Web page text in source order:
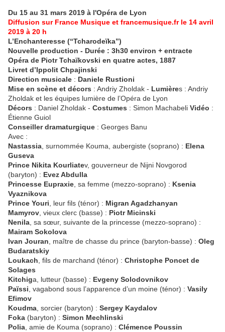
Du 15 au 31 mars 2019 à l'Opéra de Lyon
Diffusion sur France Musique et francemusique.fr le 14 avril
2019 à 20 h
L’Enchanteresse (“Tcharodeïka”)
Nouvelle production - Durée : 3h30 environ + entracte
Opéra de Piotr Tchaïkovski en quatre actes, 1887
Livret d’Ippolit Chpajinski
Direction musicale : Daniele Rustioni
Mise en scène et décors : Andriy Zholdak - Lumières : Andriy
Zholdak et les équipes lumière de l’Opéra de Lyon
Décors : Daniel Zholdak - Costumes : Simon Machabeli Vidéo :
Étienne Guiol
Conseiller dramaturgique : Georges Banu
Avec :
Nastassia , surnommée Kouma, aubergiste (soprano) : Elena
Guseva
Prince Nikita Kourliatev, gouverneur de Nijni Novgorod
(baryton) : Evez Abdulla
Princesse Eupraxie , sa femme (mezzo-soprano) : Ksenia
Vyaznikova
Prince Youri , leur fils (ténor) : Migran Agadzhanyan
Mamyrov , vieux clerc (basse) : Piotr Micinski
Nenila , sa sœur, suivante de la princesse (mezzo-soprano) :
Mairam Sokolova
Ivan Jouran , maître de chasse du prince (baryton-basse) : Oleg
Budaratskiy
Loukach , fils de marchand (ténor) : Christophe Poncet de
Solages
Kitchiga, lutteur (basse) : Evgeny Solodovnikov
Païssi , vagabond sous l’apparence d’un moine (ténor) : Vasily
Efimov
Koudma , sorcier (baryton) : Sergey Kaydalov
Foka (baryton) : Simon Mechlinski
Polia , amie de Kouma (soprano) : Clémence Poussin